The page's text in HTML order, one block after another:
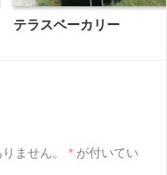
テラスベーカリー
ません。 * が付いてい